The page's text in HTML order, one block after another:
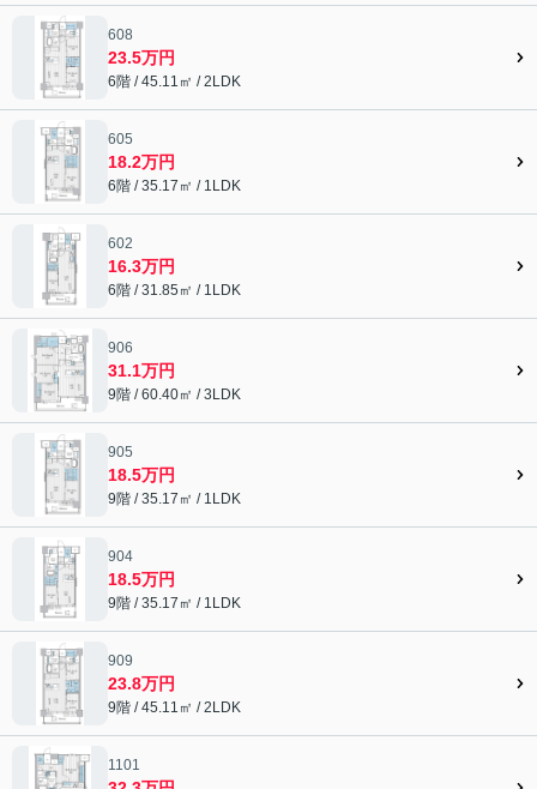
608
23.5万円
6階 / 45.11㎡ / 2LDK
605
18.2万円
6階 / 35.17㎡ / 1LDK
602
16.3万円
6階 / 31.85㎡ / 1LDK
906
31.1万円
9階 / 60.40㎡ / 3LDK
905
18.5万円
9階 / 35.17㎡ / 1LDK
904
18.5万円
9階 / 35.17㎡ / 1LDK
909
23.8万円
9階 / 45.11㎡ / 2LDK
1101